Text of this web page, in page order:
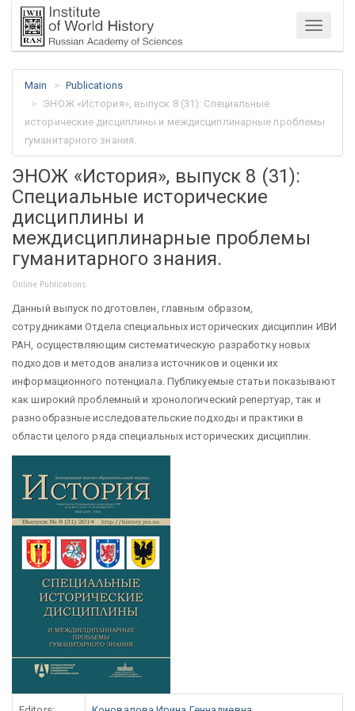
Menu
Main
Publications
ЭНОЖ «История», выпуск 8 (31): Специальные
исторические дисциплины и междисциплинарные проблемы
гуманитарного знания.
ЭНОЖ «История», выпуск 8 (31):
Специальные исторические
дисциплины и
междисциплинарные проблемы
гуманитарного знания.
Online Publications
Данный выпуск подготовлен, главным образом,
сотрудниками Отдела специальных исторических дисциплин ИВИ
РАН, осуществляющим систематическую разработку новых
подходов и методов анализа источников и оценки их
информационного потенциала. Публикуемые статьи показывают
как широкий проблемный и хронологический репертуар, так и
разнообразные исследовательские подходы и практики в
области целого ряда специальных исторических дисциплин.